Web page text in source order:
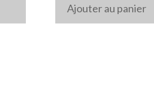
Ajouter au panier